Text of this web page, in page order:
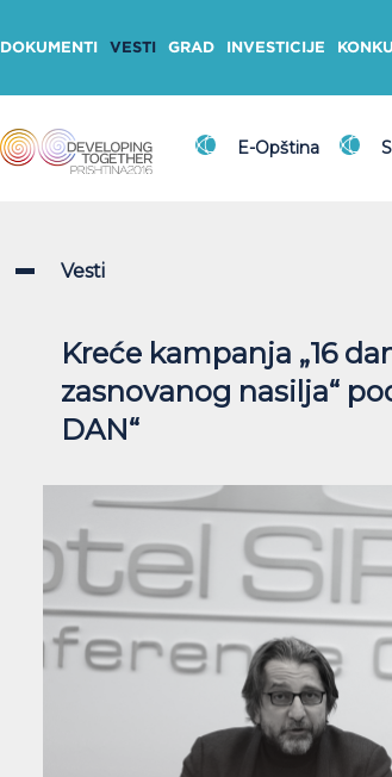
DOKUMENTI VESTI GRAD INVESTICIJE
E-Opština
Vesti
Kreće kampanja „16
zasnovanog nasilja“
DAN“